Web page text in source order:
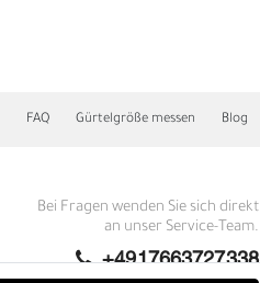
FAQ Gürtelgröße messen Blog
Bei Fragen wenden Sie sich direkt
an unser Service-Team.
+4917663727338